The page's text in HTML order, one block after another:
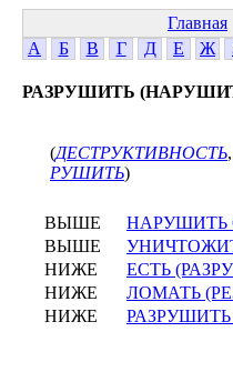
Главная
А
Б В Г Д Е Ж
РАЗРУШИТЬ
(ДЕСТРУКТИВНОСТЬ,
РУШИТЬ)
ВЫШЕ
НАРУШИТЬ
ВЫШЕ
НИЖЕ
ЕСТЬ
НИЖЕ
ЛОМАТЬ
НИЖЕ